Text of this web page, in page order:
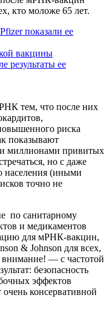
кто моложе 65 лет.
показали ее
вакцины
результаты ее
тем, что после них
риска
показывают
миллионами привитых
но с даже
населения (иными
точно не
по санитарному
и медикаментов
для мРНК-вакцин,
& Johnson для всех,
— с частотой
безопасность
эффектов
консервативной